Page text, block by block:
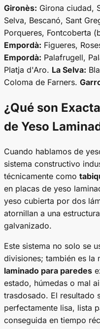
Gironès: Girona ciudad,
Selva, Bescanó, Sant
Porqueres, Fontcoberta
Empordà: Figueres,
Empordà: Palafrugell,
Platja d'Aro. La Selva:
Coloma de Farners.
¿Qué son
de Yeso
Cuando hablamos de
sistema constructivo
técnicamente como
en placas de yeso
yeso cubierta por dos
atornillan a una
galvanizado.
Este sistema no solo se
divisiones; también es la
laminado para paredes
estado, húmedas o mal
trasdosado. El resultado
perfectamente lisa, lista
conseguida en tiempo